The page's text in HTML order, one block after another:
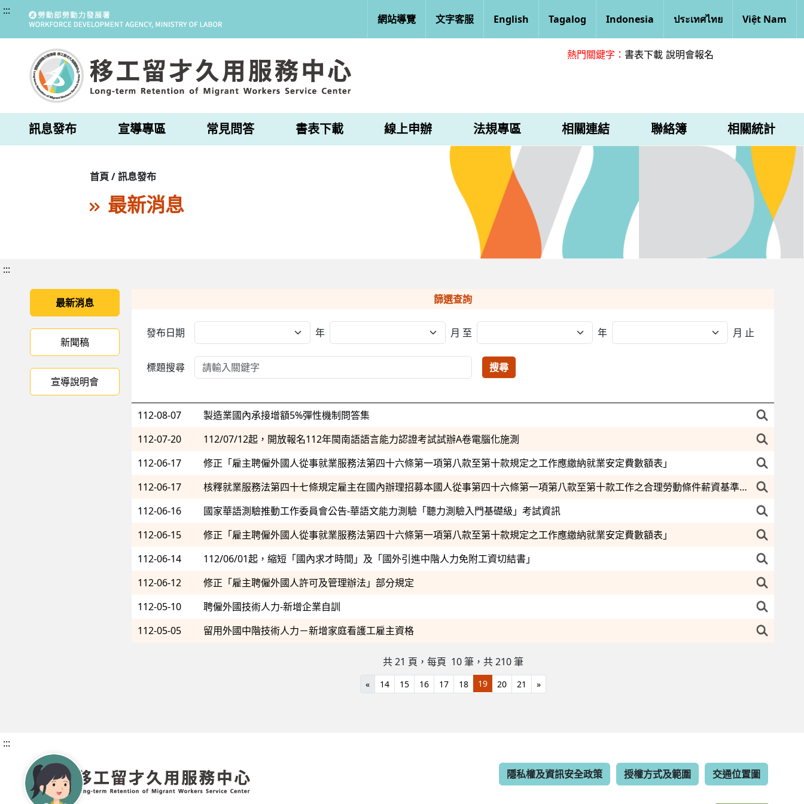
:::
網站導覽 文字客服 English Tagalog Indonesia ประเทศไทย Việt Nam
熱門關鍵字： 書表下載 說明會報名
訊息發布 宣導專區 常見問答 書表下載 線上申辦 法規專區 相關連結 聯絡簿 相關統計
首頁 / 訊息發布
最新消息
:::
最新消息
新聞稿
宣導說明會
篩選查詢
發布日期 年 月 至 年 月 止
標題搜尋 搜尋
112-08-07
製造業國內承接增額5%彈性機制問答集
112-07-20
112/07/12起，開放報名112年閩南語語言能力認證考試試辦A卷電腦化施測
112-06-17
修正「雇主聘僱外國人從事就業服務法第四十六條第一項第八款至第十款規定之工作應繳納就業安定費數額表」
112-06-17
核釋就業服務法第四十七條規定雇主在國內辦理招募本國人從事第四十六條第一項第八款至第十款工作之合理勞動條件薪資基準如下，並自即日生效
112-06-16
國家華語測驗推動工作委員會公告-華語文能力測驗「聽力測驗入門基礎級」考試資訊
112-06-15
修正「雇主聘僱外國人從事就業服務法第四十六條第一項第八款至第十款規定之工作應繳納就業安定費數額表」
112-06-14
112/06/01起，縮短「國內求才時間」及「國外引進中階人力免附工資切結書」
112-06-12
修正「雇主聘僱外國人許可及管理辦法」部分規定
112-05-10
聘僱外國技術人力-新增企業自訓
112-05-05
留用外國中階技術人力－新增家庭看護工雇主資格
共 21 頁，每頁 10筆，共 210 筆
« 14 15 16 17 18 19 20 21 »
:::
隱私權及資訊安全政策 授權方式及範圍 交通位置圖